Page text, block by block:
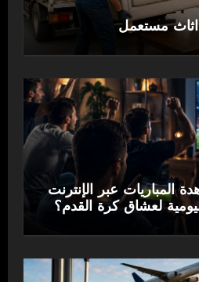
مستعمل
المباريات عبر الإنترنت
لعشاق كرة القدم؟